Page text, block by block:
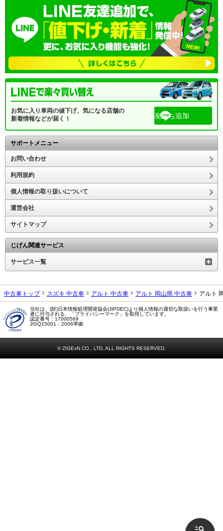
お気に入り車両の値下げ、気になる店舗の
新着情報などが届く！
友だち追加
サポートメニュー
お問い合わせ
利用規約
個人情報の取り扱いについて
運営会社
サイトマップ
じげん関連サービス
サービス一覧
中古車トップ スズキ 中古車 アルト 中古車 アルト 岡山県 中古車 アルト
当社は、(財)日本情報処理開発協会(JIPDEC)より個人情報の適切な取扱いを行う事業
者に付与される、「プライバシーマーク」を取得しています。
認定番号：17000569
JISQ15001：2006準拠
© ZIGExN CO., LTD. ALL RIGHTS RESERVED.